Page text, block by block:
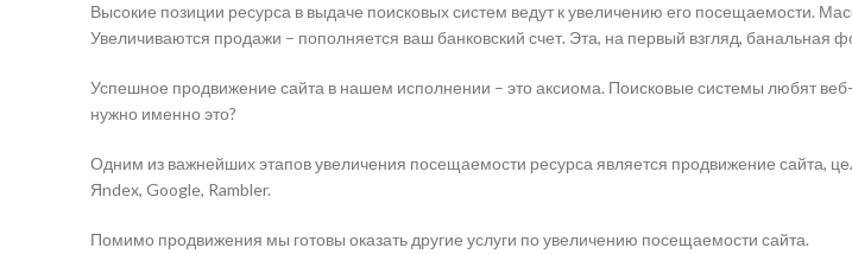
Высокие позиции ресурса в выдаче поисковых систем ведут к увеличению его посещаемости.
Увеличиваются продажи – пополняется ваш банковский счет. Эта, на первый взгляд,
Успешное продвижение сайта в нашем исполнении – это аксиома. Поисковые системы любят
нужно именно это?
Одним из важнейших этапов увеличения посещаемости ресурса является продвижение сайта,
Яndex, Google, Rambler.
Помимо продвижения мы готовы оказать другие услуги по увеличению посещаемости сайта.